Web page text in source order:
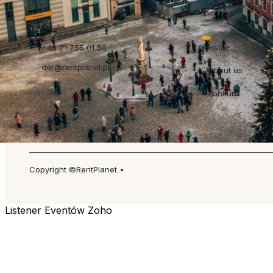
+48 71 755 01 50
dor@rentplanet.pl
Szybkie linki
Home
About us
Konkurs
Copyright ©RentPlanet •
Listener Eventów Zoho